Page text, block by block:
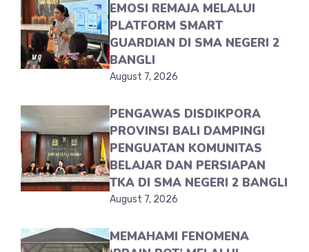
EMOSI REMAJA MELALUI
PLATFORM SMART
GUARDIAN DI SMA NEGERI 2
BANGLI
August 7, 2026
PENGAWAS DISDIKPORA
PROVINSI BALI DAMPINGI
PENGUATAN KOMUNITAS
BELAJAR DAN PERSIAPAN
TKA DI SMA NEGERI 2 BANGLI
August 7, 2026
MEMAHAMI FENOMENA